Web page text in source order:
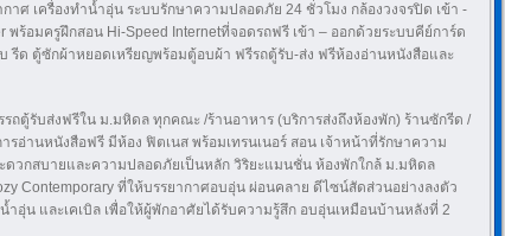
าศ เครื่องทำน้ำอุ่น ระบบรักษาความปลอดภัย 24 ชั่วโมง กล้องวงจรปิด เข้า -
ร้อมครูฝึกสอน Hi-Speed Internetที่จอดรถฟรี เข้า – ออกด้วยระบบคีย์การ์ด
รีด ตู้ซักผ้าหยอดเหรียญพร้อมตู้อบผ้า ฟรีรถตู้รับ-ส่ง ฟรีห้องอ่านหนังสือและ
ถตู้รับส่งฟรีใน ม.มหิดล ทุกคณะ /ร้านอาหาร (บริการส่งถึงห้องพัก) ร้านซักรีด /
อ่านหนังสือฟรี มีห้อง ฟิตเนส พร้อมเทรนเนอร์ สอน เจ้าหน้าที่รักษาความ
ดวกสบายและความปลอดภัยเป็นหลัก วิริยะแมนชั่น ห้องพักใกล้ ม.มหิดล
Contemporary ที่ให้บรรยากาศอบอุ่น ผ่อนคลาย ดีไซน์สัดส่วนอย่างลงตัว
ำอุ่น และเคเบิล เพื่อให้ผู้พักอาศัยได้รับความรู้สึก อบอุ่นเหมือนบ้านหลังที่ 2